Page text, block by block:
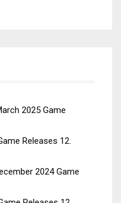
2025 Game
Releases 12.
2024 Game